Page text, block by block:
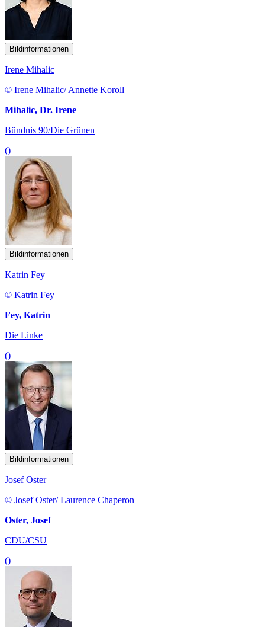
Bildinformationen
Irene Mihalic
© Irene Mihalic/ Annette Koroll
Mihalic, Dr. Irene
Bündnis 90/Die Grünen
()
Bildinformationen
Katrin Fey
© Katrin Fey
Fey, Katrin
Die Linke
()
Bildinformationen
Josef Oster
© Josef Oster/ Laurence Chaperon
Oster, Josef
CDU/CSU
()